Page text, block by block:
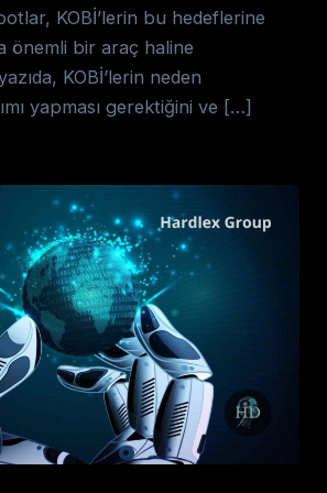
KOBİ’lerin bu hedeflerine
önemli bir araç haline
KOBİ’lerin neden
yapması gerektiğini ve […]